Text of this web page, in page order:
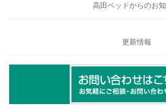
高田ベッドからのお
更新情報